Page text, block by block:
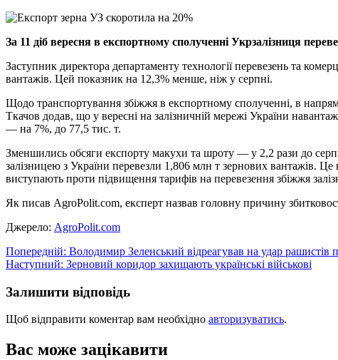
За 11 діб вересня в експортному сполученні Укрзалізниця
Заступник директора департаменту технології перевезень та
вантажів. Цей показник на 12,3% менше, ніж у серпні.
Щодо транспортування збіжжя в експортному сполученні, в
Ткачов додав, що у вересні на залізничній мережі України
— на 7%, до 77,5 тис. т.
Зменшились обсяги експорту макухи та шроту — у 2,2 рази до
залізницею з України перевезли 1,806 млн т зернових вантажів. Це
виступають проти підвищення тарифів на перевезення збіжжя
Як писав AgroPolit.com, експерт назвав головну причину
Джерело: AgroPolit.com
Навігація
записів
Попередній: Володимир Зеленський відреагував на удар
Наступний: Зерновий коридор захищають українські військові
Залишити відповідь
Щоб відправити коментар вам необхідно авторизуватись.
Вас може зацікавити